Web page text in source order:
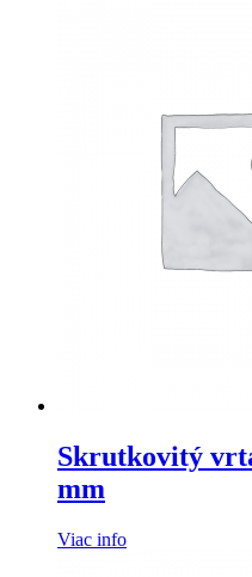
Skrutkovitý
mm
Viac info